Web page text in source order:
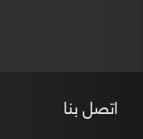
اتصل بنا